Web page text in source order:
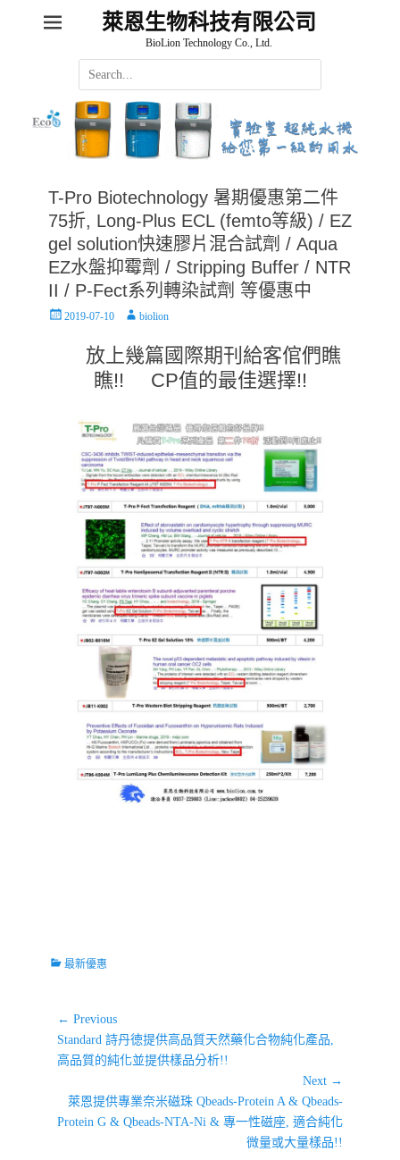
萊恩生物科技有限公司
BioLion Technology Co., Ltd.
Search
for:
T-Pro Biotechnology 暑期優惠第二件
75折, Long-Plus ECL (femto等級) / EZ
gel solution快速膠片混合試劑 / Aqua
EZ水盤抑霉劑 / Stripping Buffer / NTR
II / P-Fect系列轉染試劑 等優惠中
Posted2019-07-10 Authorbiolion
放上幾篇國際期刊給客倌們瞧
瞧!! CP值的最佳選擇!!
Categories
最新優惠
文
章
導
← Previous
Previous
post:
Standard 詩丹徳提供高品質天然藥化合物純化產品,
高品質的純化並提供樣品分析!!
Next →
Next
post:
萊恩提供專業奈米磁珠 Qbeads-Protein A & Qbeads-
Protein G & Qbeads-NTA-Ni & 專一性磁座, 適合純化
微量或大量樣品!!